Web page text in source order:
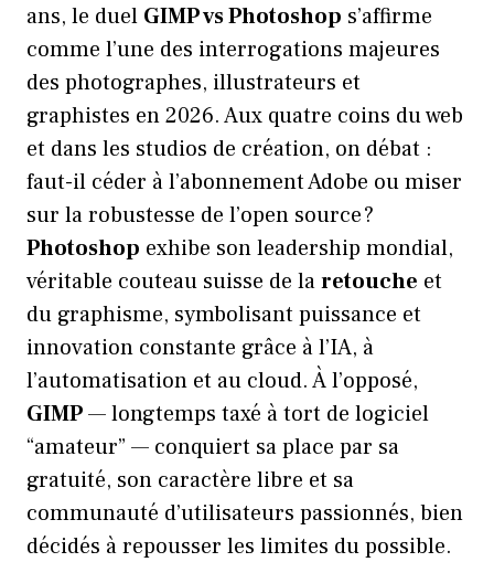
ans, le duel GIMP vs Photoshop s’affirme
comme l’une des interrogations majeures
des photographes, illustrateurs et
graphistes en 2026. Aux quatre coins du web
et dans les studios de création, on débat :
faut-il céder à l’abonnement Adobe ou miser
sur la robustesse de l’open source ?
Photoshop exhibe son leadership mondial,
véritable couteau suisse de laretouche et
du graphisme, symbolisant puissance et
innovation constante grâce à l’IA, à
l’automatisation et au cloud. À l’opposé,
GIMP— longtemps taxé à tort de logiciel
“amateur” — conquiert sa place par sa
gratuité, son caractère libre et sa
communauté d’utilisateurs passionnés, bien
décidés à repousser les limites du possible.